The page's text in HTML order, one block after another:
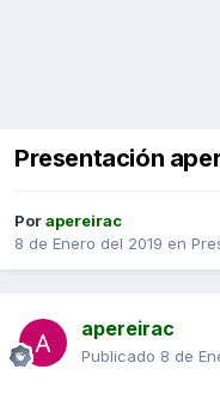
Presentación
Porapereirac
8 de Enero del 2019 en
apereirac
Publicado 8 de